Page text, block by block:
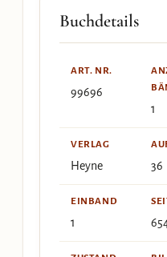
Buchdetails
ART. NR.
99696
1
VERLAG
Heyne 36
EINBAND
1